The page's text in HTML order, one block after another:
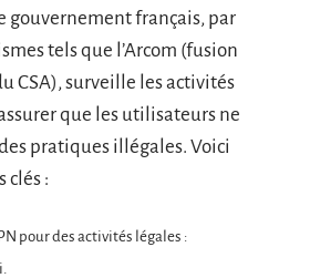
gouvernement français, par
tels que l’Arcom (fusion
CSA), surveille les activités
que les utilisateurs ne
pratiques illégales. Voici
clés :
pour des activités légales :